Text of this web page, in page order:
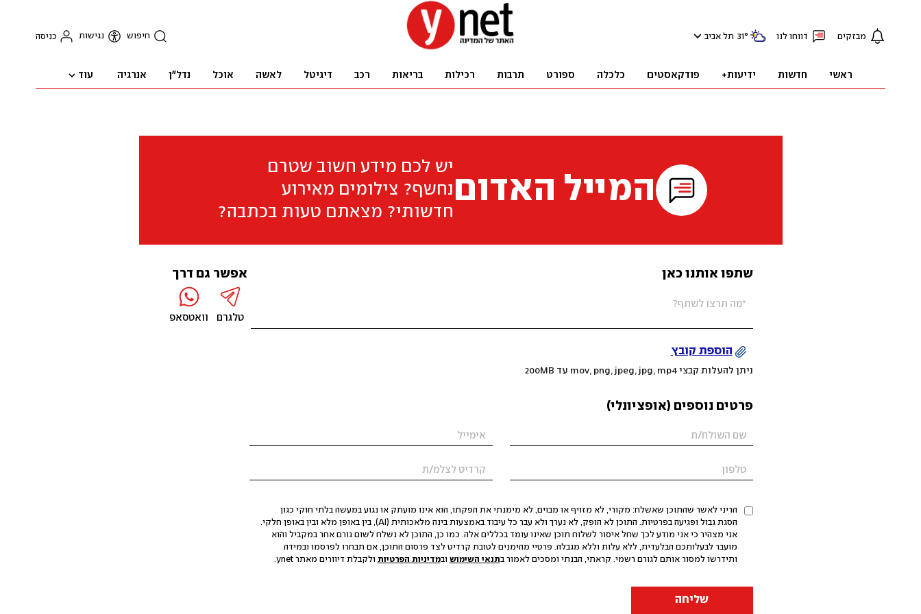
מבזקים דווחו לנו 31° תל אביב חיפוש נגישות כניסה
ראשי חדשות ידיעות+ פודקאסטים כלכלה ספורט תרבות רכילות בריאות רכב דיגיטל לאשה אוכל נדל"ן אנרגיה עוד
המייל האדום
יש לכם מידע חשוב שטרם
נחשף? צילומים מאירוע
חדשותי? מצאתם טעות בכתבה?
שתפו אותנו כאן
הוספת קובץ
ניתן להעלות קבצי mov, png, jpeg, jpg, mp4 עד 200MB
פרטים נוספים (אופציונלי)
הריני לאשר שהתוכן שאשלח: מקורי, לא מזויף או מבוים, לא מימנתי את הפקתו, הוא אינו מועתק או נגוע במעשה בלתי חוקי כגון
הסגת גבול ופגיעה בפרטיות. התוכן לא הופק, לא נערך ולא עבר כל עיבוד באמצעות בינה מלאכותית (AI), בין באופן מלא ובין באופן חלקי.
אני מצהיר כי אני מודע לכך שחל איסור לשלוח תוכן שאינו עומד בכללים אלה. כמו כן, התוכן לא נשלח לשום גורם אחר במקביל והוא
מועבר לבעלותכם הבלעדית, ללא עלות וללא מגבלה. פרטיי מהימנים לטובת קרדיט לצד פרסום התוכן, אם תבחרו לפרסמו ובמידה
ותידרשו למסור אותם לגורם רשמי. קראתי, הבנתי ומסכים לאמור בתנאי השימוש ובמדיניות הפרטיות ולקבלת דיוורים מאתר ynet.
שליחה
אפשר גם דרך
טלגרם וואטסאפ